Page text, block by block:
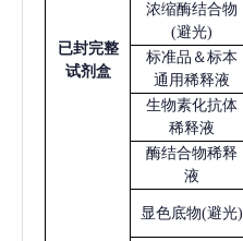
已封完整
试剂盒
浓缩酶结合物
(避光)
标准品＆标本
通用稀释液
生物素化抗体
稀释液
酶结合物稀释
液
显色底物(避光)